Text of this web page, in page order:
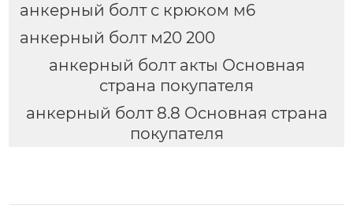
анкерный болт с крюком м6
анкерный болт м20 200
анкерный болт акты Основная
страна покупателя
анкерный болт 8.8 Основная страна
покупателя